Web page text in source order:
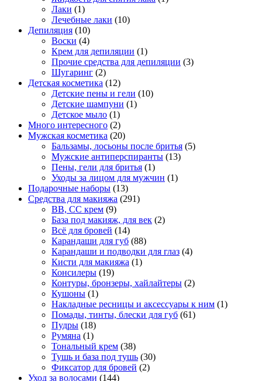
Лаки (1)
Лечебные лаки (10)
Депиляция (10)
Воски (4)
Крем для депиляции (1)
Прочие средства для депиляции (3)
Шугаринг (2)
Детская косметика (12)
Детские пены и гели (10)
Детские шампуни (1)
Детское мыло (1)
Много интересного (2)
Мужская косметика (20)
Бальзамы, лосьоны после бритья (5)
Мужские антиперспиранты (13)
Пены, гели для бритья (1)
Уходы за лицом для мужчин (1)
Подарочные наборы (13)
Средства для макияжа (291)
BB, CC крем (9)
База под макияж, для век (2)
Всё для бровей (14)
Карандаши для губ (88)
Карандаши и подводки для глаз (4)
Кисти для макияжа (1)
Консилеры (19)
Контуры, бронзеры, хайлайтеры (2)
Кушоны (1)
Накладные ресницы и аксессуары к ним (1)
Помады, тинты, блески для губ (61)
Пудры (18)
Румяна (1)
Тональный крем (38)
Тушь и база под тушь (30)
Фиксатор для бровей (2)
Уход за волосами (144)